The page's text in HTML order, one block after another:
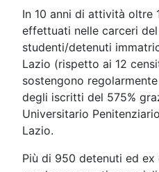
In 10 anni di attività oltre
effettuati nelle carceri
studenti/detenuti
Lazio (rispetto ai 12
sostengono
degli iscritti del 575%
Universitario
Lazio.
Più di 950 detenuti ed